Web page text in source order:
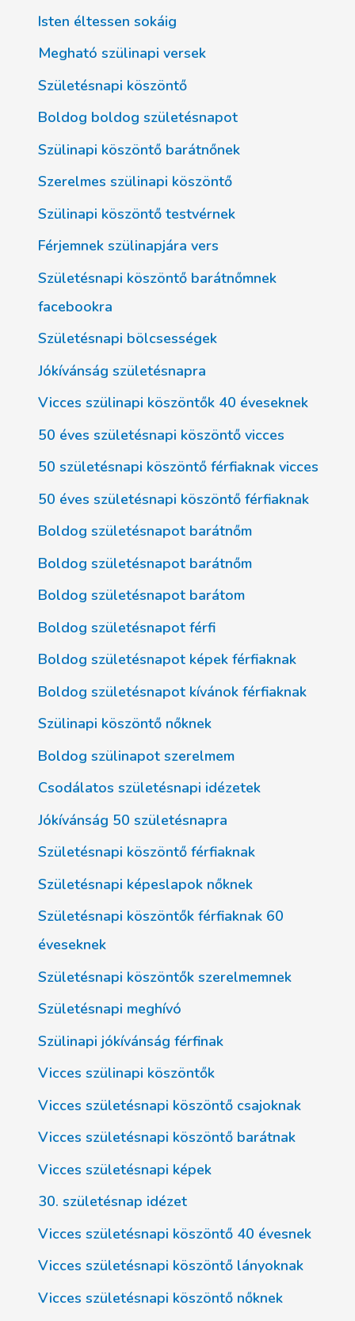
Isten éltessen sokáig
Megható szülinapi versek
Születésnapi köszöntő
Boldog boldog születésnapot
Szülinapi köszöntő barátnőnek
Szerelmes szülinapi köszöntő
Szülinapi köszöntő testvérnek
Férjemnek szülinapjára vers
Születésnapi köszöntő barátnőmnek
facebookra
Születésnapi bölcsességek
Jókívánság születésnapra
Vicces szülinapi köszöntők 40 éveseknek
50 éves születésnapi köszöntő vicces
50 születésnapi köszöntő férfiaknak vicces
50 éves születésnapi köszöntő férfiaknak
Boldog születésnapot barátnőm
Boldog születésnapot barátnőm
Boldog születésnapot barátom
Boldog születésnapot férfi
Boldog születésnapot képek férfiaknak
Boldog születésnapot kívánok férfiaknak
Szülinapi köszöntő nőknek
Boldog szülinapot szerelmem
Csodálatos születésnapi idézetek
Jókívánság 50 születésnapra
Születésnapi köszöntő férfiaknak
Születésnapi képeslapok nőknek
Születésnapi köszöntők férfiaknak 60
éveseknek
Születésnapi köszöntők szerelmemnek
Születésnapi meghívó
Szülinapi jókívánság férfinak
Vicces szülinapi köszöntők
Vicces születésnapi köszöntő csajoknak
Vicces születésnapi köszöntő barátnak
Vicces születésnapi képek
30. születésnap idézet
Vicces születésnapi köszöntő 40 évesnek
Vicces születésnapi köszöntő lányoknak
Vicces születésnapi köszöntő nőknek